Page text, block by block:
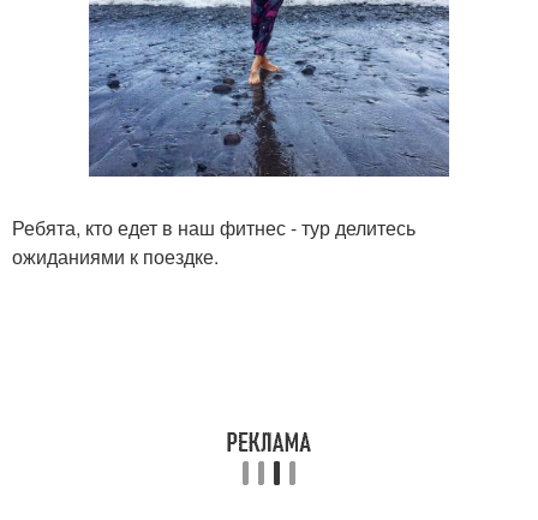
Ребята, кто едет в наш фитнес - тур делитесь
ожиданиями к поездке.